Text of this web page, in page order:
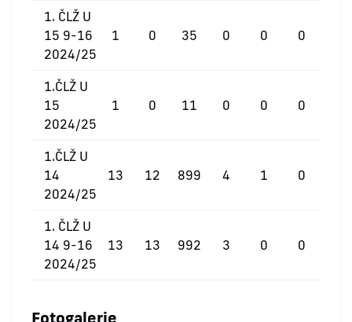
1. ČLŽ U
15 9-16
2024/25
1 0 35 0 0 0
1.ČLŽ U
15
2024/25
1 0 11 0 0 0
1.ČLŽ U
14
2024/25
13 12 899 4 1 0
1. ČLŽ U
14 9-16
2024/25
13 13 992 3 0 0
Fotogalerie